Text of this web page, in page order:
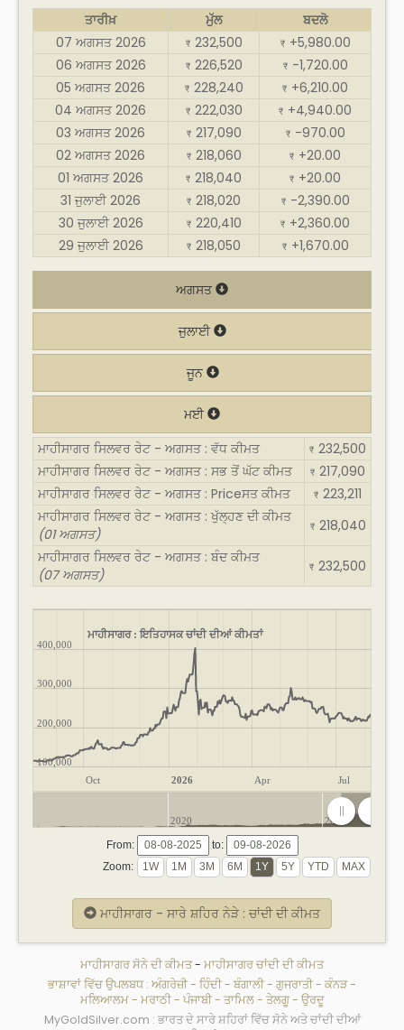
ਤਾਰੀਖ਼ ਮੁੱਲ
ਬਦਲੋ
07 ਅਗਸਤ 2026
₹ 232,500 ₹ +5,980.00
06 ਅਗਸਤ 2026
₹ 226,520 ₹ -1,720.00
05 ਅਗਸਤ 2026
₹ 228,240 ₹ +6,210.00
04 ਅਗਸਤ 2026
₹ 222,030 ₹ +4,940.00
03 ਅਗਸਤ 2026
₹ 217,090 ₹ -970.00
02 ਅਗਸਤ 2026
₹ 218,060 ₹ +20.00
01 ਅਗਸਤ 2026
₹ 218,040 ₹ +20.00
31 ਜੁਲਾਈ 2026
₹ 218,020 ₹ -2,390.00
30 ਜੁਲਾਈ 2026
₹ 220,410 ₹ +2,360.00
29 ਜੁਲਾਈ 2026
₹ 218,050 ₹ +1,670.00
ਅਗਸਤ
ਜੁਲਾਈ
ਜੂਨ
ਮਈ
ਮਾਹੀਸਾਗਰ ਸਿਲਵਰ ਰੇਟ - ਅਗਸਤ : ਵੱਧ ਕੀਮਤ
₹ 232,500
ਮਾਹੀਸਾਗਰ ਸਿਲਵਰ ਰੇਟ - ਅਗਸਤ : ਸਭ ਤੋਂ ਘੱਟ ਕੀਮਤ
₹ 217,090
ਮਾਹੀਸਾਗਰ ਸਿਲਵਰ ਰੇਟ - ਅਗਸਤ : Priceਸਤ ਕੀਮਤ
₹ 223,211
ਮਾਹੀਸਾਗਰ ਸਿਲਵਰ ਰੇਟ - ਅਗਸਤ : ਖੁੱਲ੍ਹਣ ਦੀ ਕੀਮਤ
(01 ਅਗਸਤ)
₹ 218,040
ਮਾਹੀਸਾਗਰ ਸਿਲਵਰ ਰੇਟ - ਅਗਸਤ : ਬੰਦ ਕੀਮਤ
(07 ਅਗਸਤ)
₹ 232,500
ਮਾਹੀਸਾਗਰ : ਇਤਿਹਾਸਕ ਚਾਂਦੀ ਦੀਆਂ ਕੀਮਤਾਂ
Oct 2026 Apr Jul
100,000
200,000
300,000
400,000
2020 2025
From:
to:
Zoom:
ਮਾਹੀਸਾਗਰ - ਸਾਰੇ ਸ਼ਹਿਰ ਨੇੜੇ : ਚਾਂਦੀ ਦੀ ਕੀਮਤ
ਮਾਹੀਸਾਗਰ ਸੋਨੇ ਦੀ ਕੀਮਤ- ਮਾਹੀਸਾਗਰ ਚਾਂਦੀ ਦੀ ਕੀਮਤ
ਭਾਸ਼ਾਵਾਂ ਵਿੱਚ ਉਪਲਬਧ : ਅੰਗਰੇਜ਼ੀ- ਹਿੰਦੀ- ਬੰਗਾਲੀ- ਗੁਜਰਾਤੀ- ਕੰਨੜ-
ਮਲਿਆਲਮ- ਮਰਾਠੀ- ਪੰਜਾਬੀ- ਤਾਮਿਲ- ਤੇਲਗੂ- ਉਰਦੂ
MyGoldSilver.com : ਭਾਰਤ ਦੇ ਸਾਰੇ ਸ਼ਹਿਰਾਂ ਵਿੱਚ ਸੋਨੇ ਅਤੇ ਚਾਂਦੀ ਦੀਆਂ